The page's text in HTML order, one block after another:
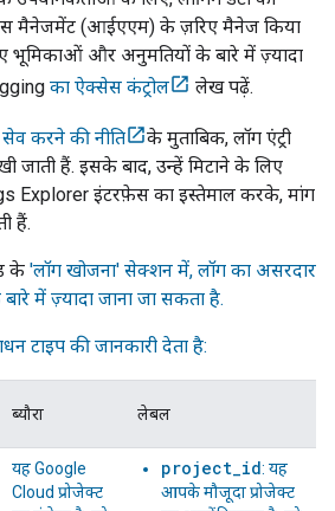
मैनेजमेंट (आईएएम) के ज़रिए मैनेज किया
भूमिकाओं और अनुमतियों के बारे में ज़्यादा
का ऐक्सेस कंट्रोल लेख पढ़ें.
सेव करने की नीति
के मुताबिक, लॉग एंट्री
जाती हैं. इसके बाद, उन्हें मिटाने के लिए
Explorer इंटरफ़ेस का इस्तेमाल करके, मांग
हैं.
के 'लॉग खोजना' सेक्शन में, लॉग का असरदार
में ज़्यादा जाना जा सकता है.
टाइप की जानकारी देता है:
ब्यौरा लेबल
यह Google
Cloud प्रोजेक्ट
project_id: यह
आपके मौजूदा प्रोजेक्ट